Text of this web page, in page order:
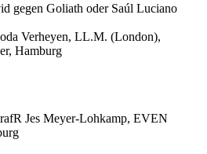
gegen Goliath oder Saúl Luciano
Verheyen, LL.M. (London),
Hamburg
Jes Meyer-Lohkamp, EVEN